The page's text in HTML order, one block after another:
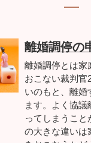
離婚調停の
離婚調停とは家
おこない裁判官
いのもと、離婚
ます。よく協
ってしまうこと
の大きな違いは